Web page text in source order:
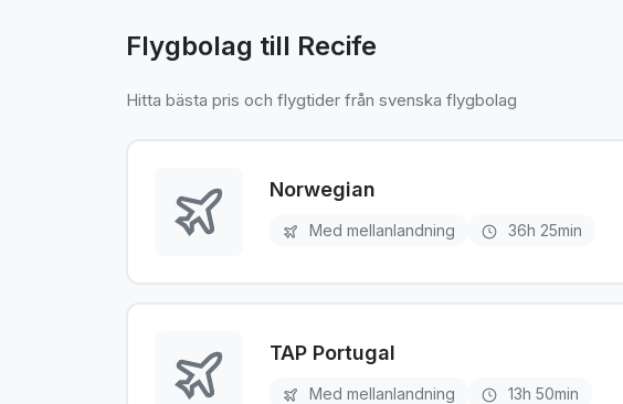
Flygbolag till Recife
Hitta bästa pris och flygtider från svenska flygbolag
Norwegian
Med mellanlandning 36h 25min
TAP Portugal
Med mellanlandning 13h 50min